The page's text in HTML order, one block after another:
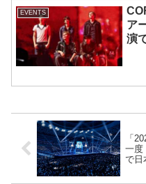
EVENTS
ア
演
「
一度
で日